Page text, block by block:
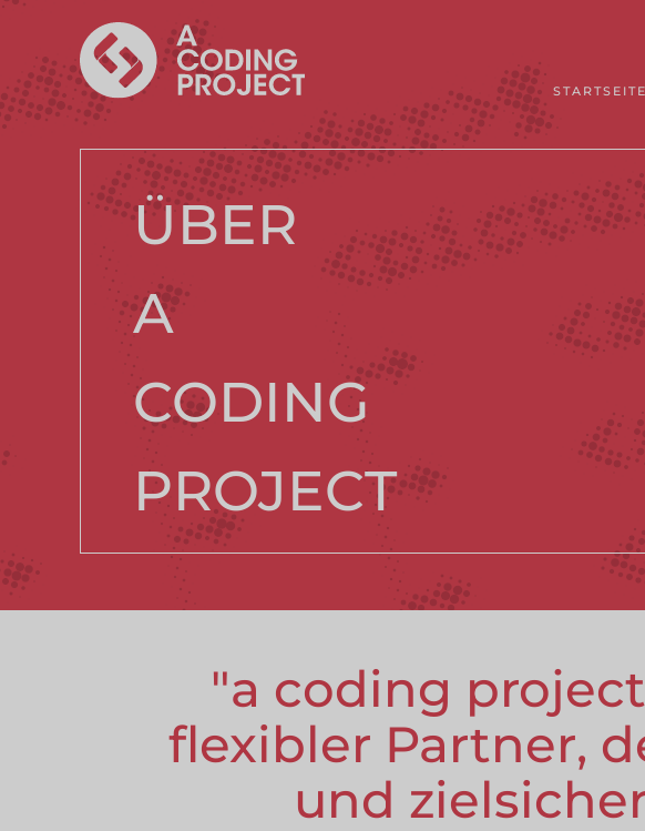
STARTSEITE
ÜBER
A
CODING
PROJECT
a coding
flexibler Partner,
und